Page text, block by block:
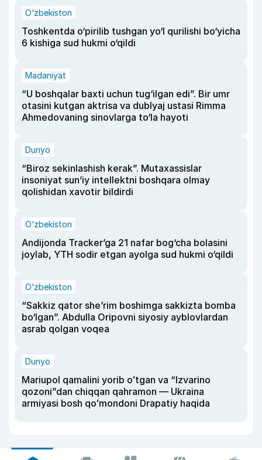
O‘zbekiston
Toshkentda o‘pirilib tushgan yo‘l qurilishi bo‘yicha
6 kishiga sud hukmi o‘qildi
Madaniyat
“U boshqalar baxti uchun tug‘ilgan edi”. Bir umr
otasini kutgan aktrisa va dublyaj ustasi Rimma
Ahmedovaning sinovlarga to‘la hayoti
Dunyo
“Biroz sekinlashish kerak”. Mutaxassislar
insoniyat sun’iy intellektni boshqara olmay
qolishidan xavotir bildirdi
O‘zbekiston
Andijonda Tracker’ga 21 nafar bog‘cha bolasini
joylab, YTH sodir etgan ayolga sud hukmi o‘qildi
O‘zbekiston
“Sakkiz qator she’rim boshimga sakkizta bomba
bo‘lgan”. Abdulla Oripovni siyosiy ayblovlardan
asrab qolgan voqea
Dunyo
Mariupol qamalini yorib oʻtgan va “Izvarino
qozoni”dan chiqqan qahramon — Ukraina
armiyasi bosh qoʻmondoni Drapatiy haqida